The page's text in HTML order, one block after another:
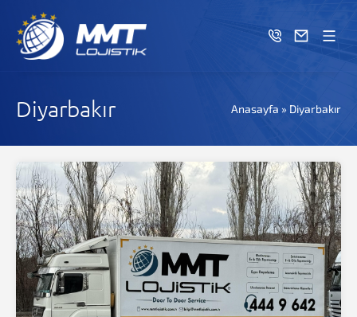
Diyarbakır Anasayfa » Diyarbakır